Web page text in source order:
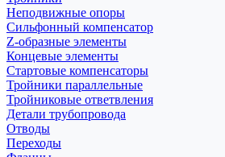
Неподвижные опоры
Cильфонный компенсатор
Z-образные элементы
Концевые элементы
Стартовые компенсаторы
Тройники параллельные
Тройниковые ответвления
Детали трубопровода
Отводы
Переходы